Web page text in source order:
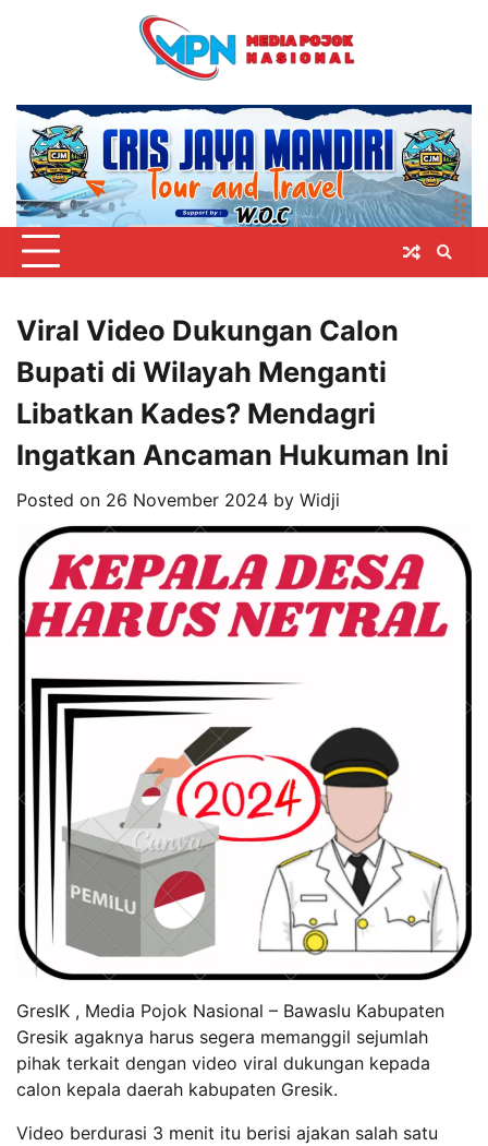
Viral Video Dukungan Calon
Bupati di Wilayah Menganti
Libatkan Kades? Mendagri
Ingatkan Ancaman Hukuman Ini
Posted on 26 November 2024 by Widji
GresIK , Media Pojok Nasional – Bawaslu Kabupaten
Gresik agaknya harus segera memanggil sejumlah
pihak terkait dengan video viral dukungan kepada
calon kepala daerah kabupaten Gresik.
Video berdurasi 3 menit itu berisi ajakan salah satu